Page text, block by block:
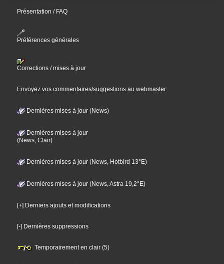
Présentation / FAQ
Préférences générales
Corrections / mises à jour
Envoyez vos commentaires/suggestions au webmaster
Dernières mises à jour (News)
Dernières mises à jour
(News, Clair)
Dernières mises à jour (News, Hotbird 13°E)
Dernières mises à jour (News, Astra 19,2°E)
[+] Derniers ajouts et modifications
[-] Dernières suppressions
Temporairement en clair (5)